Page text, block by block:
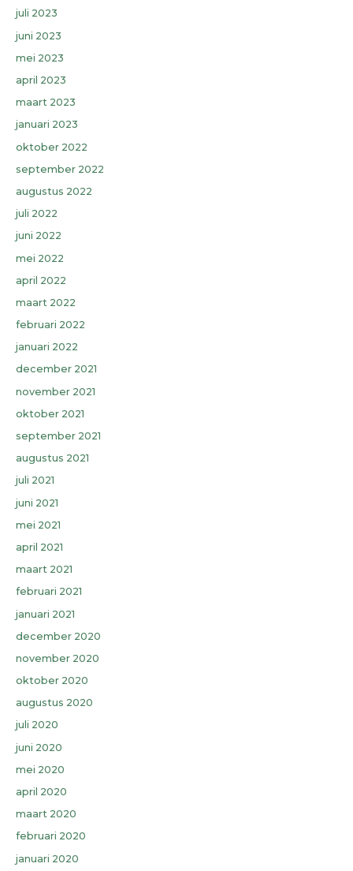
juli 2023
juni 2023
mei 2023
april 2023
maart 2023
januari 2023
oktober 2022
september 2022
augustus 2022
juli 2022
juni 2022
mei 2022
april 2022
maart 2022
februari 2022
januari 2022
december 2021
november 2021
oktober 2021
september 2021
augustus 2021
juli 2021
juni 2021
mei 2021
april 2021
maart 2021
februari 2021
januari 2021
december 2020
november 2020
oktober 2020
augustus 2020
juli 2020
juni 2020
mei 2020
april 2020
maart 2020
februari 2020
januari 2020